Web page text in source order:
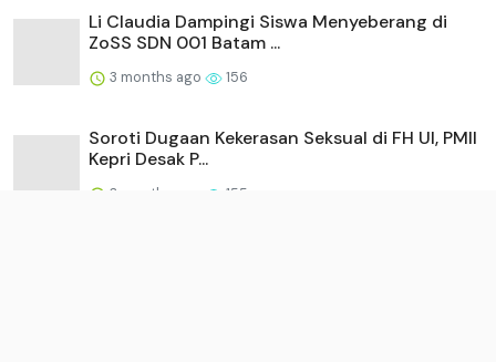
Li Claudia Dampingi Siswa Menyeberang di
ZoSS SDN 001 Batam ...
3 months ago 156
Soroti Dugaan Kekerasan Seksual di FH UI, PMII
Kepri Desak P...
3 months ago 155